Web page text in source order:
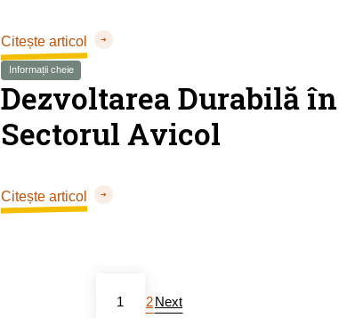
Citește articol
Informații cheie
Dezvoltarea Durabilă în
Sectorul Avicol
Citește articol
1 2Next